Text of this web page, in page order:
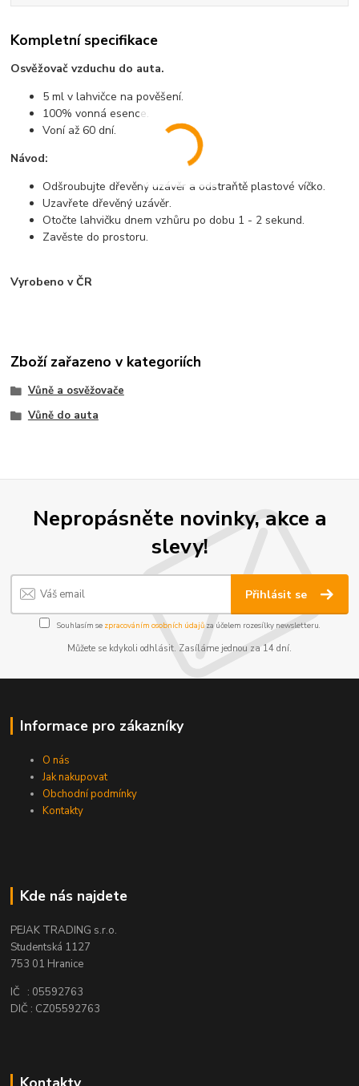
Kompletní specifikace
Osvěžovač vzduchu do auta.
5 ml v lahvičce na pověšení.
100% vonná esence.
Voní až 60 dní.
Návod:
Odšroubujte dřevěný uzávěr a odstraňtě plastové víčko.
Uzavřete dřevěný uzávěr.
Otočte lahvičku dnem vzhůru po dobu 1 - 2 sekund.
Zavěste do prostoru.
Vyrobeno v ČR
Zboží zařazeno v kategoriích
Vůně a osvěžovače
Vůně do auta
Nepropásněte novinky, akce a
slevy!
Přihlásit se
Souhlasím se zpracováním osobních údajůza účelem rozesílky newsletteru.
Můžete se kdykoli odhlásit. Zasíláme jednou za 14 dní.
Informace pro zákazníky
O nás
Jak nakupovat
Obchodní podmínky
Kontakty
Kde nás najdete
PEJAK TRADING s.r.o.
Studentská 1127
753 01 Hranice
IČ : 05592763
DIČ : CZ05592763